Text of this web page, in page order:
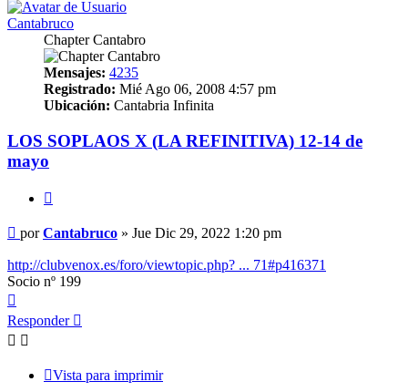
Cantabruco
Chapter Cantabro
Mensajes: 4235
Registrado: Mié Ago 06, 2008 4:57 pm
Ubicación: Cantabria Infinita
LOS SOPLAOS X (LA REFINITIVA) 12-14 de
mayo
Mensaje
porCantabruco » Jue Dic 29, 2022 1:20 pm
http://clubvenox.es/foro/viewtopic.php? ... 71#p416371
Socio nº 199
Responder
Vista para imprimir